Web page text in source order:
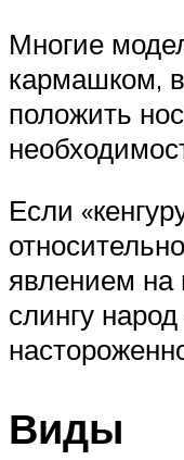
Многие
кармашком,
положить
Если
явлением на
слингу
Виды